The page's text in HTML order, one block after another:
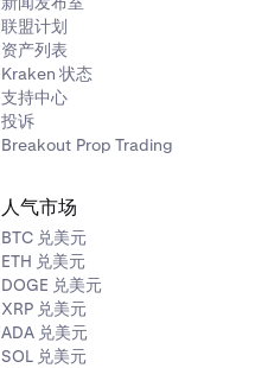
联盟计划
资产列表
Kraken 状态
支持中心
投诉
Breakout Prop Trading
人气市场
BTC 兑美元
ETH 兑美元
DOGE 兑美元
XRP 兑美元
ADA 兑美元
SOL 兑美元